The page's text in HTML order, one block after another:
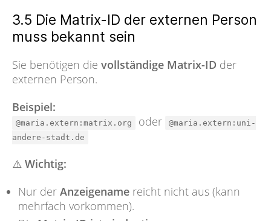
3.5 Die Matrix-ID der externen Person
muss bekannt sein
Sie benötigen die vollständige Matrix-ID der
externen Person.
Beispiel:
@maria.extern:matrix.org oder
@maria.extern:uni-
andere-stadt.de
⚠️ Wichtig:
Nur der Anzeigename reicht nicht aus (kann
mehrfach vorkommen).